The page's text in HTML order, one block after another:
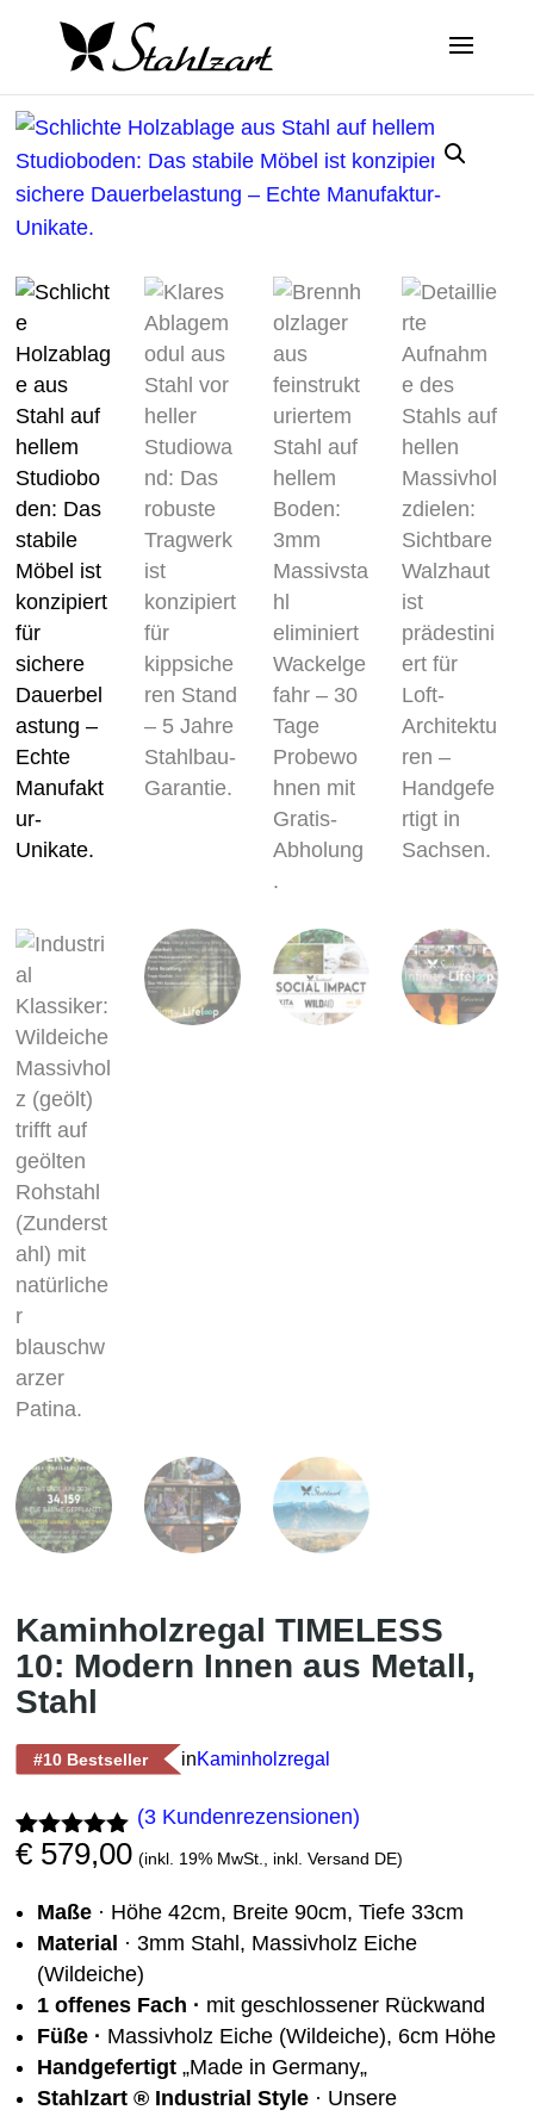
Kaminholzregal TIMELESS
10: Modern Innen aus Metall,
Stahl
#10 Bestseller inKaminholzregal
Bewertet
5.00
basierend
auf
3
rtungen
(3Kundenrezensionen)
€ 579,00 (inkl. 19% MwSt., inkl. Versand DE)
Maße · Höhe 42cm, Breite 90cm, Tiefe 33cm
Material · 3mm Stahl, Massivholz Eiche
(Wildeiche)
1 offenes Fach · mit geschlossener Rückwand
Füße · Massivholz Eiche (Wildeiche), 6cm Höhe
Handgefertigt „Made in Germany„
Stahlzart ® Industrial Style · Unsere